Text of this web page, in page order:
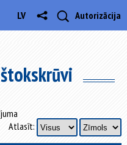
Autorizācija
LV
Atlasīt: